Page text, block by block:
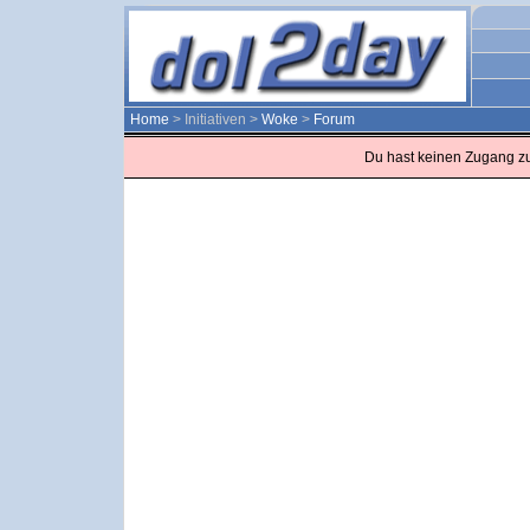
Home > Initiativen > Woke > Forum
Du hast keinen Zugang